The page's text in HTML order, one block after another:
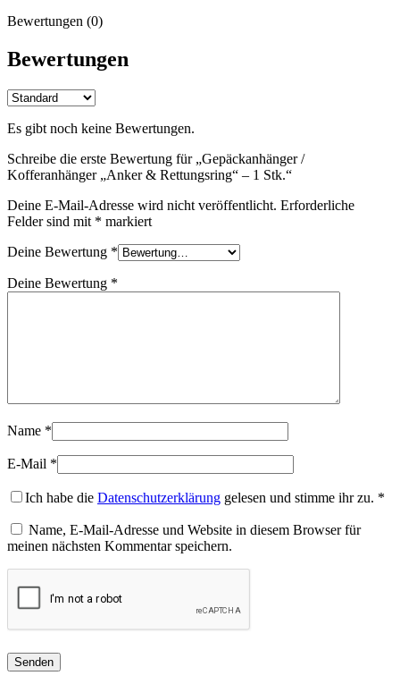
Bewertungen (0)
Bewertungen
Es gibt noch keine Bewertungen.
Schreibe die erste Bewertung für „Gepäckanhänger /
Kofferanhänger „Anker & Rettungsring“ – 1 Stk.“
Deine E-Mail-Adresse wird nicht veröffentlicht. Erforderliche
Felder sind mit * markiert
Deine Bewertung *
Deine Bewertung *
Name *
E-Mail *
Ich habe die Datenschutzerklärung gelesen und stimme ihr zu. *
Name, E-Mail-Adresse und Website in diesem Browser für
meinen nächsten Kommentar speichern.